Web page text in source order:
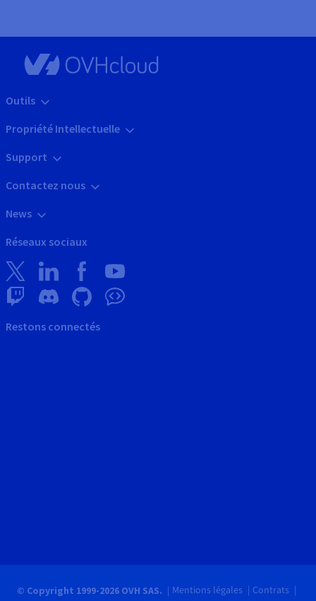
Outils
Propriété Intellectuelle
Support
Contactez nous
News
Réseaux sociaux
Restons connectés
© Copyright 1999-2026 OVH SAS. Mentions légales Contrats